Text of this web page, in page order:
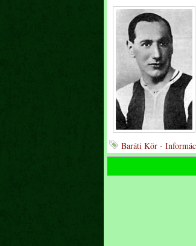
Baráti Kör -